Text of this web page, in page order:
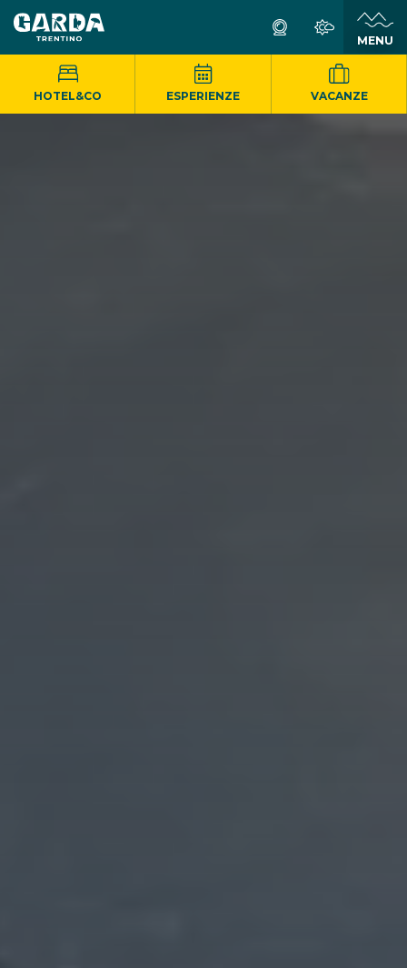
MENU
HOTEL&CO ESPERIENZE VACANZE